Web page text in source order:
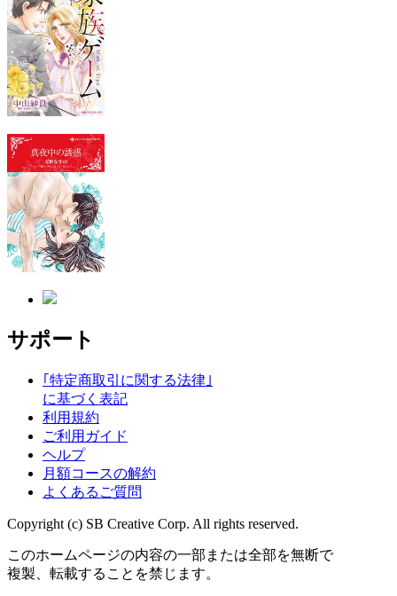
サポート
｢特定商取引に関する法律｣
に基づく表記
利用規約
ご利用ガイド
ヘルプ
月額コースの解約
よくあるご質問
Copyright (c) SB Creative Corp. All rights reserved.
このホームページの内容の一部または全部を無断で
複製、転載することを禁じます。